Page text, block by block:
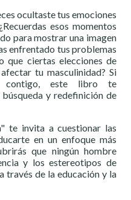
ocultaste tus emociones
esos momentos
para mostrar una imagen
enfrentado tus problemas
que ciertas elecciones de
tu masculinidad? Si
contigo, este libro te
y redefinición de
te invita a cuestionar las
en un enfoque más
que ningún hombre
y los estereotipos de
través de la educación y la